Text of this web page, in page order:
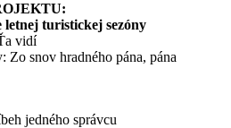
letnej turistickej sezóny
vidí
Zo snov hradného pána, pána
jedného správcu